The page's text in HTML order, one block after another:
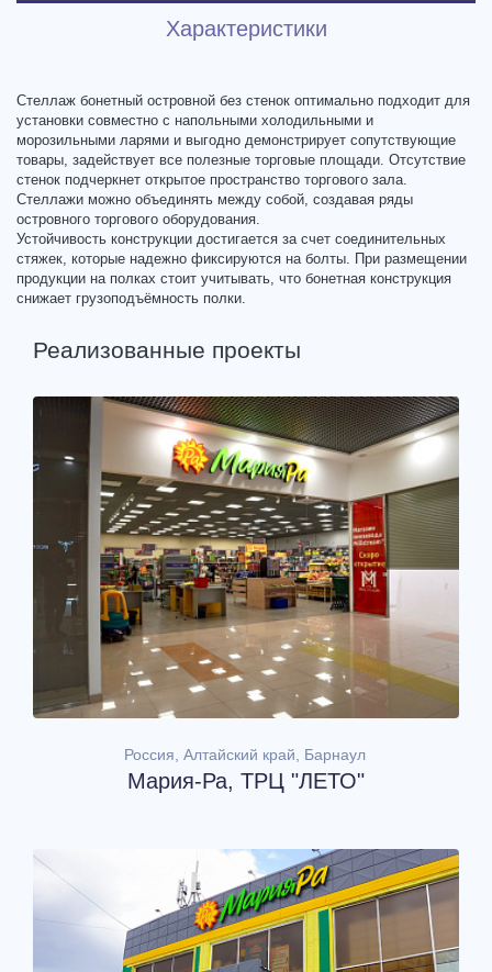
Характеристики
Стеллаж бонетный островной без стенок оптимально подходит для
установки совместно с напольными холодильными и
морозильными ларями и выгодно демонстрирует сопутствующие
товары, задействует все полезные торговые площади. Отсутствие
стенок подчеркнет открытое пространство торгового зала.
Стеллажи можно объединять между собой, создавая ряды
островного торгового оборудования.
Устойчивость конструкции достигается за счет соединительных
стяжек, которые надежно фиксируются на болты. При размещении
продукции на полках стоит учитывать, что бонетная конструкция
снижает грузоподъёмность полки.
Реализованные проекты
Россия, Алтайский край, Барнаул
Мария-Ра, ТРЦ "ЛЕТО"